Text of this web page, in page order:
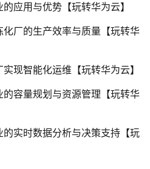
应用与优势【玩转华为云】
厂的生产效率与质量【玩转华
现智能化运维【玩转华为云】
容量规划与资源管理【玩转华
实时数据分析与决策支持【玩